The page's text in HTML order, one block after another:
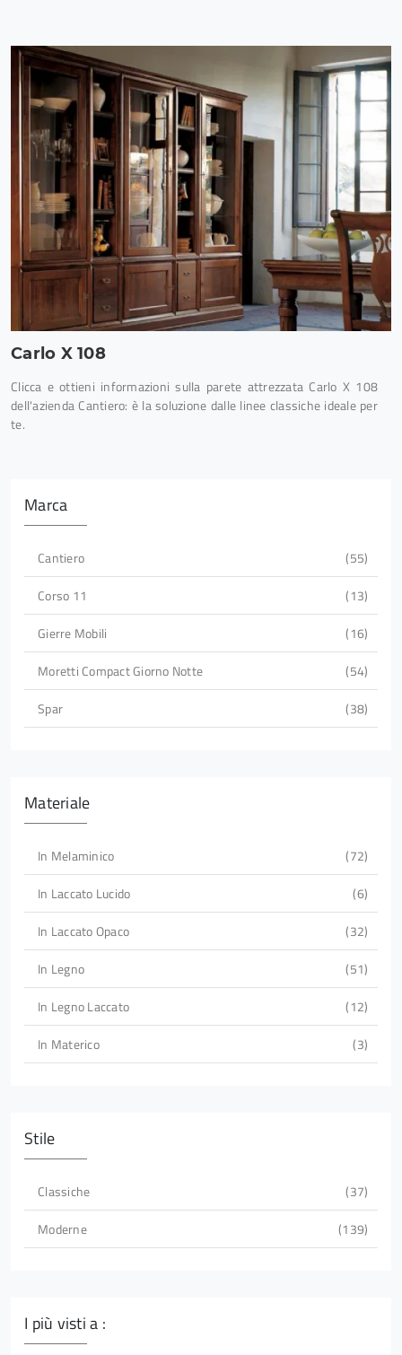
Marca
Cantiero
55
Corso 11
13
Gierre Mobili
16
Moretti Compact Giorno Notte
54
Spar
38
Materiale
In Melaminico
72
In Laccato Lucido
6
In Laccato Opaco
32
In Legno
51
In Legno Laccato
12
In Materico
3
Stile
Classiche
37
Moderne
139
I più visti a :
Carlo X 108
Clicca e ottieni informazioni sulla parete attrezzata Carlo X 108
dell'azienda Cantiero: è la soluzione dalle linee classiche ideale per
te.